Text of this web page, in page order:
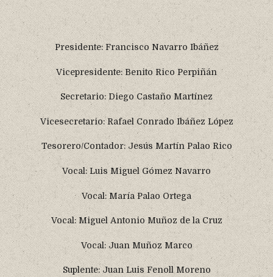
Presidente: Francisco Navarro Ibáñez
Vicepresidente: Benito Rico Perpiñán
Secretario: Diego Castaño Martínez
Vicesecretario: Rafael Conrado Ibáñez López
Tesorero/Contador: Jesús Martín Palao Rico
Vocal: Luis Miguel Gómez Navarro
Vocal: María Palao Ortega
Vocal: Miguel Antonio Muñoz de la Cruz
Vocal: Juan Muñoz Marco
Suplente: Juan Luis Fenoll Moreno